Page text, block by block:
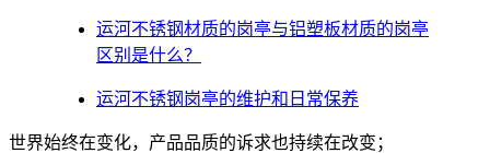
运河不锈钢材质的岗亭与铝塑板材质的岗亭
区别是什么？
运河不锈钢岗亭的维护和日常保养
世界始终在变化，产品品质的诉求也持续在改变；